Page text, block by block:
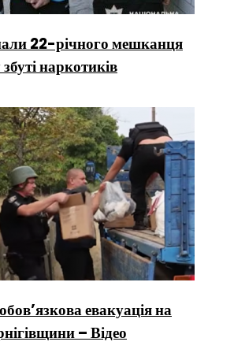
22-річного мешканця
наркотиків
евакуація на
– Відео